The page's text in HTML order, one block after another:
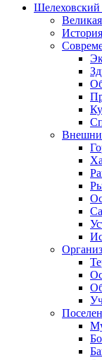
Шелеховский
История